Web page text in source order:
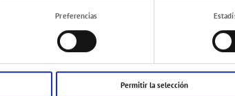
Preferencias
Permitir la selección
Estas páginas están fuera de nuestro control. Por eso queremos
referencias que se obtienen a partir de estas páginas de internet.